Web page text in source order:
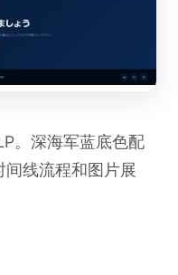
。深海军蓝底色配
线流程和图片展